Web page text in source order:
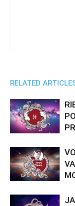
RELATED